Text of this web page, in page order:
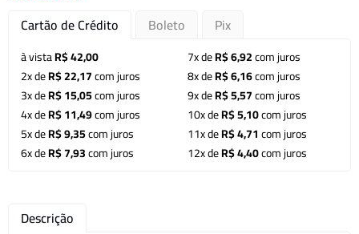
Cartão de Crédito Boleto Pix
à vistaR$ 42,00
2x deR$ 22,17com juros
3x deR$ 15,05com juros
4x deR$ 11,49com juros
5x deR$ 9,35com juros
6x deR$ 7,93com juros
7x deR$ 6,92com juros
8x deR$ 6,16com juros
9x deR$ 5,57com juros
10x deR$ 5,10com juros
11x deR$ 4,71com juros
12x deR$ 4,40com juros
Descrição